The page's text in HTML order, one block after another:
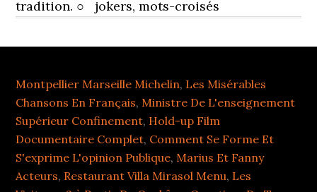
Montpellier Marseille Michelin, Les Misérables
Chansons En Français,Ministre De L'enseignement
Supérieur Confinement, Hold-up Film
Documentaire Complet, Comment Se Forme Et
S'exprime L'opinion Publique,Marius Et Fanny
Acteurs, Restaurant Villa Mirasol Menu, Les